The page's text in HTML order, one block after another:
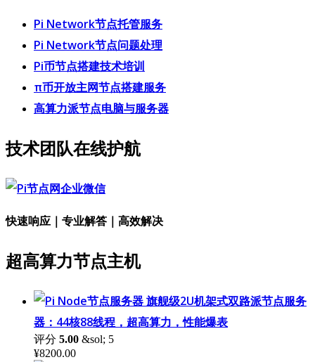
Pi Network节点托管服务
Pi Network节点问题处理
Pi币节点搭建技术培训
π币开放主网节点搭建服务
高算力派节点电脑与服务器
技术团队在线护航
快速响应｜专业解答｜高效解决
超高算力节点主机
旗舰级2U机架式双路派节点服务
器：44核88线程，超高算力，性能爆表
评分 5.00 &sol; 5
¥8200.00